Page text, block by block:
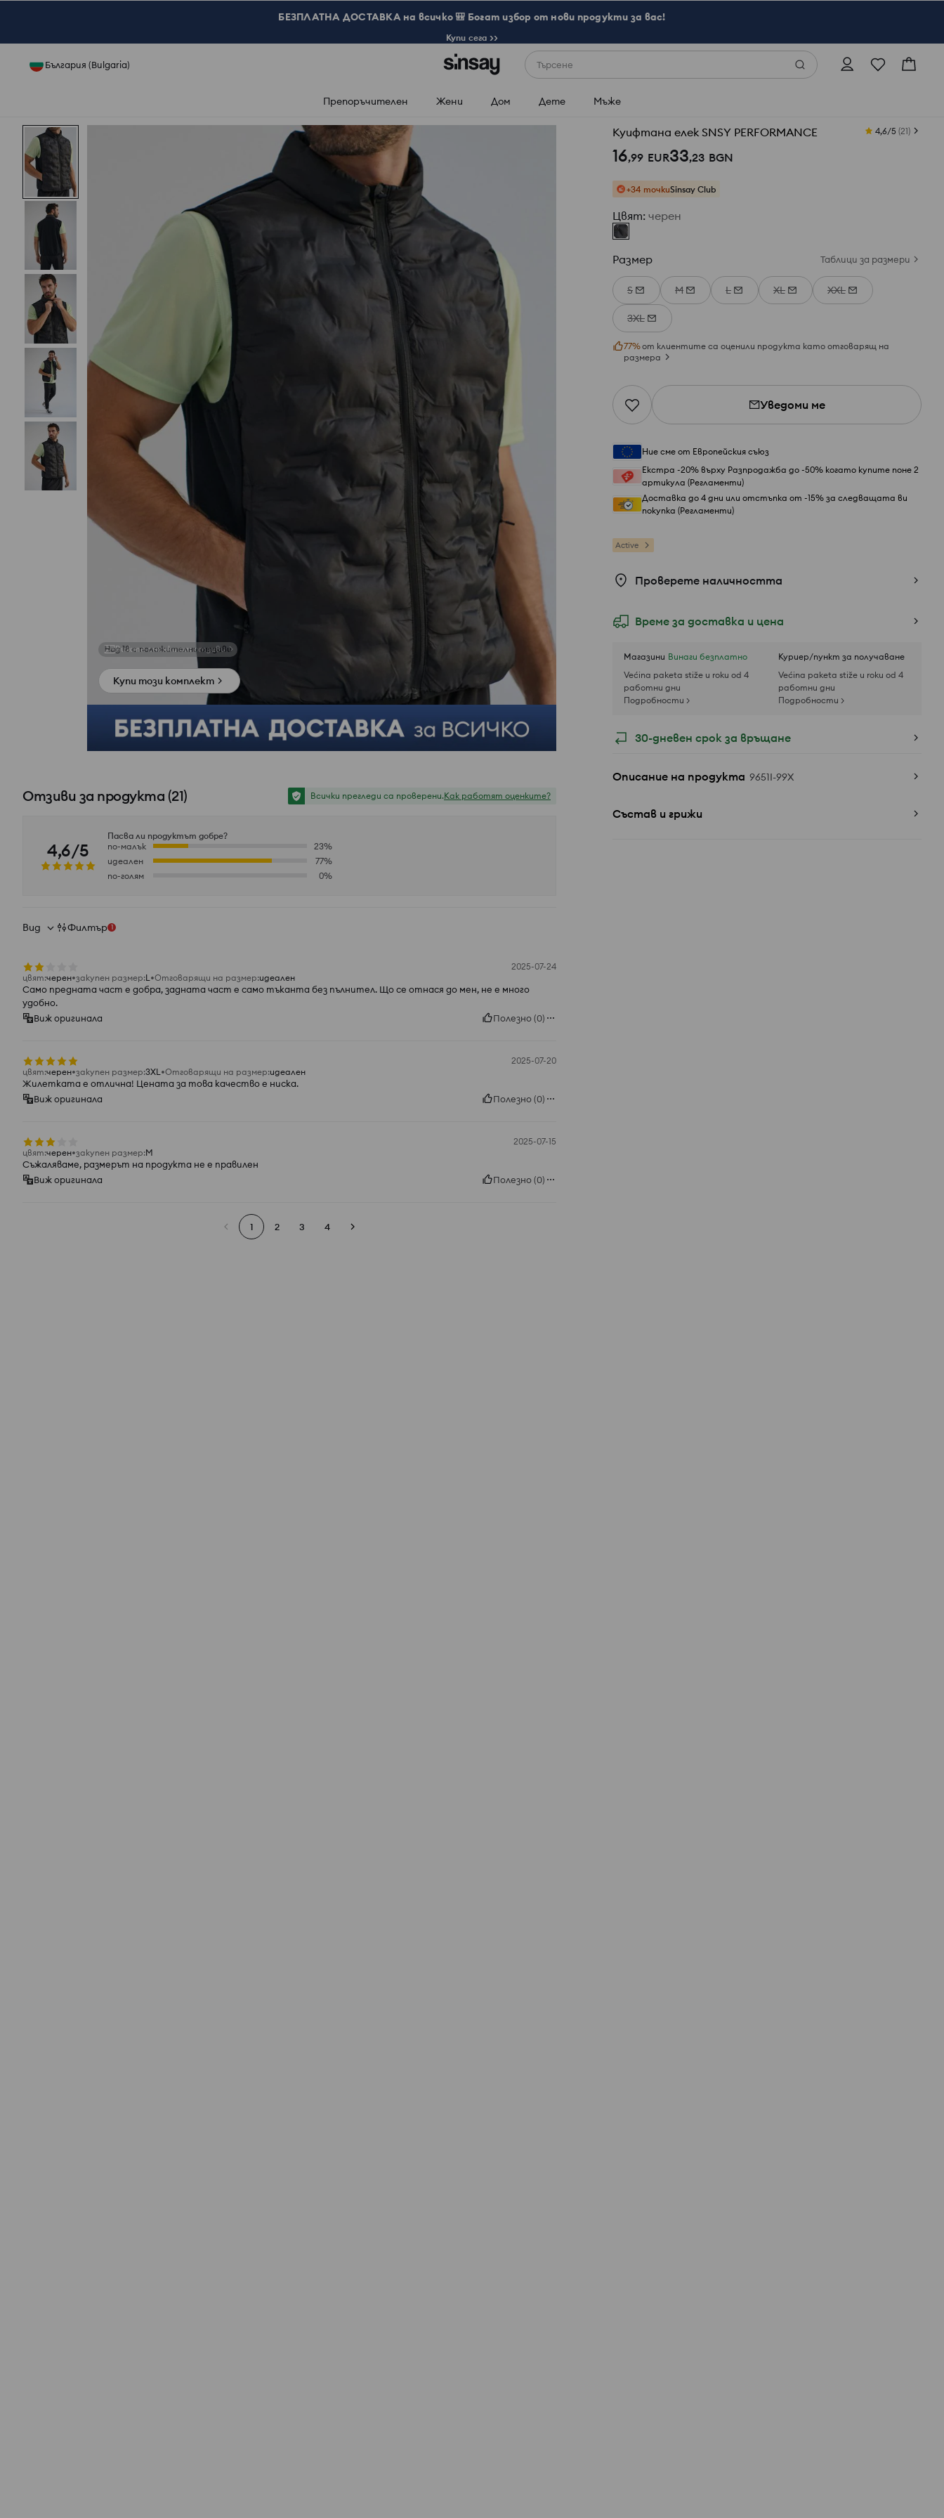
БЕЗПЛАТНА ДОСТАВКА на всичко 🎒 Богат избор от нови продукти за вас!
Купи сега >>
България (Bulgaria) Търсене
Препоръчителен Жени Дом Дете Мъже
Куифтана елек SNSY PERFORMANCE 4,6/5 (21)
16,99 EUR33,23 BGN
+34 точкиSinsay Club
Цвят: черeн
Размер Таблици за размери
S M L XL XXL
3XL
77%от клиентите са оценили продукта като отговарящ на
размера
Уведоми ме
Ние сме от Европейския съюз
Екстра -20% върху Разпродажба до -50% когато купите поне 2
артикула (Регламенти)
Доставка до 4 дни или отстъпка от -15% за следващата ви
покупка (Регламенти)
Active
Проверете наличността
Време за доставка и цена
Магазини Винаги безплатно
Većina paketa stiže u roku od 4
работни дни
Подробности >
Куриер/пункт за получаване
Većina paketa stiže u roku od 4
работни дни
Подробности >
30-дневен срок за връщане
Описание на продукта 9651I-99X
Състав и грижи
Вижте снимки от отзиви
Купи този комплект
Отзиви за продукта (21) Всички прегледи са проверени.Как работят оценките?
4,6/5
Пасва ли продуктът добре?
по-малък
23%
идеален
77%
по-голям
0%
Вид Филтър 1
2025-07-24
цвят:черeн закупен размер:L Отговарящи на размер:идеален
Само предната част е добра, задната част е само тъканта без пълнител. Що се отнася до мен, не е много
удобно.
Виж оригинала
Полезно(0)
2025-07-20
цвят:черeн закупен размер:3XL Отговарящи на размер:идеален
Жилетката е отлична! Цената за това качество е ниска.
Виж оригинала
Полезно(0)
2025-07-15
цвят:черeн закупен размер:M
Съжаляваме, размерът на продукта не е правилен
Виж оригинала
Полезно(0)
1 2 3 4